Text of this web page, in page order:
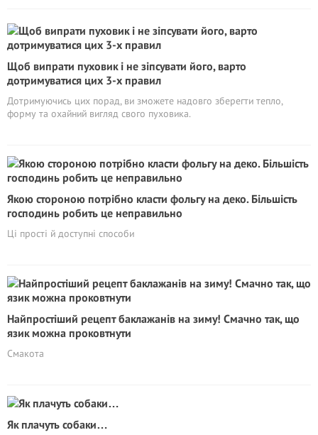
Щоб випрати пуховик і не зіпсувати його, варто
дотримуватися цих 3-х правил
Дотримуючись цих порад, ви зможете надовго зберегти тепло,
форму та охайний вигляд свого пуховика.
Якою стороною потрібно класти фольгу на деко. Більшість
господинь робить це неправильно
Ці прості й доступні способи
Найпростіший рецепт баклажанів на зиму! Смачно так, що
язик можна проковтнути
Смакота
Як плачуть собаки…